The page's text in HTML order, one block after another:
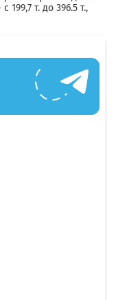
199,7 т. до 396.5 т.,